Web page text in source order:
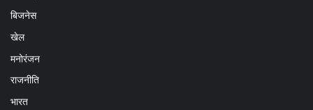
बिजनेस
खेल
मनोरंजन
राजनीति
भारत